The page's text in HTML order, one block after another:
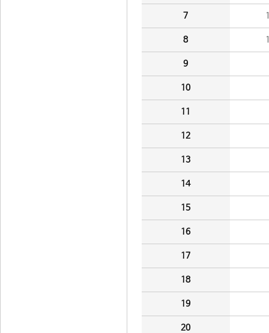
7
8
9
10
11
12
13
14
15
16
17
18
19
20